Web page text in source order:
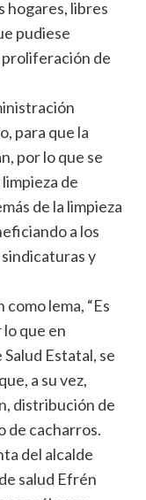
hogares, libres
pudiese
de
para que la
por lo que se
de
de la limpieza
a los
y
lema, “Es
lo que en
Estatal, se
a su vez,
distribución de
de cacharros.
del alcalde
salud Efrén